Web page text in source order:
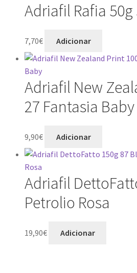
Adriafil Rafia
7,70€ Adicionar
Adriafil New
27 Fantasia Baby
9,90€ Adicionar
Adriafil
Petrolio Rosa
19,90€ Adicionar